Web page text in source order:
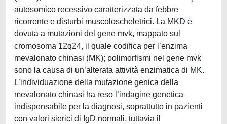
autosomico recessivo caratterizzata da febbre
ricorrente e disturbi muscoloscheletrici. La MKD è
dovuta a mutazioni del gene mvk, mappato sul
cromosoma 12q24, il quale codifica per l’enzima
mevalonato chinasi (MK); polimorfismi nel gene mvk
sono la causa di un’alterata attività enzimatica di MK.
L’individuazione della mutazione genica della
mevalonato chinasi ha reso l’indagine genetica
indispensabile per la diagnosi, soprattutto in pazienti
con valori sierici di IgD normali, tuttavia il